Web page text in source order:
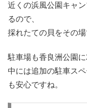
近くの浜風公園キャ
るので、
採れたての貝をその
駐車場も香良洲公園
中には追加の駐車ス
も安心ですね。